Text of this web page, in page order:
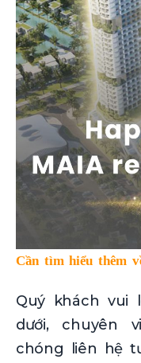
Cần tìm hiểu thêm
Quý khách vui
dưới, chuyên
chóng liên hệ